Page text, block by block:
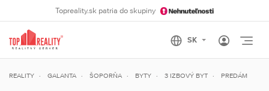
Topreality.sk patria do skupiny
REALITY GALANTA ŠOPORŇA BYTY 3 IZBOVÝ BYT PREDÁM